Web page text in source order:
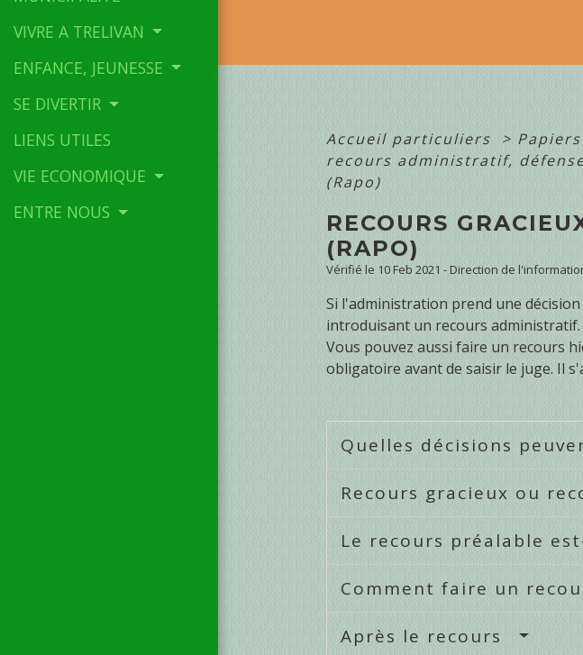
VIVRE A TRELIVAN
ENFANCE, JEUNESSE
SE DIVERTIR
LIENS UTILES
VIE ECONOMIQUE
ENTRE NOUS
Accueil particuliers >
recours administratif,
(Rapo)
RECOURS
(RAPO)
Vérifié le 10 Feb 2021 - Direction de
Si l'administration prend une
introduisant un recours administratif.
Vous pouvez aussi faire un recours
obligatoire avant de saisir le juge. Il
Quelles décisions
Recours gracieux ou
Le recours préalable
Comment faire un
Après le recours